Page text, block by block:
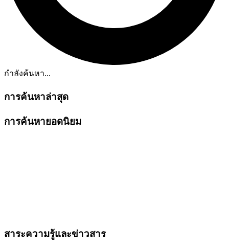
กำลังค้นหา...
การค้นหาล่าสุด
การค้นหายอดนิยม
สาระความรู้และข่าวสาร